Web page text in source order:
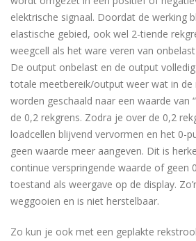
elektrische signaal. Doordat de werking
elastische gebied, ook wel 2-tiende
weegcell als het ware veren van
De output onbelast en de output
totale meetbereik/output weer wat in de
worden geschaald naar een waarde van
de 0,2 rekgrens. Zodra je over de 0,2
loadcellen blijvend vervormen en het 0-
geen waarde meer aangeven. Dit is
continue verspringende waarde of geen
toestand als weergave op de display.
weggooien en is niet herstelbaar.
Zo kun je ook met een geplakte